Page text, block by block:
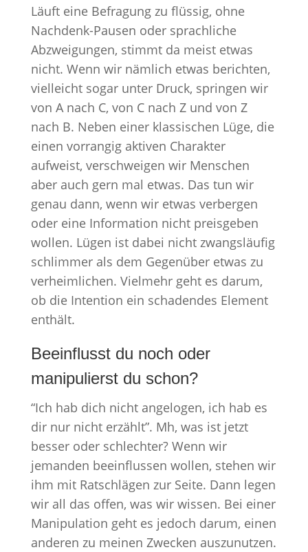
Läuft eine Befragung zu flüssig, ohne
Nachdenk-Pausen oder sprachliche
Abzweigungen, stimmt da meist etwas
nicht. Wenn wir nämlich etwas berichten,
vielleicht sogar unter Druck, springen wir
von A nach C, von C nach Z und von Z
nach B. Neben einer klassischen Lüge, die
einen vorrangig aktiven Charakter
aufweist, verschweigen wir Menschen
aber auch gern mal etwas. Das tun wir
genau dann, wenn wir etwas verbergen
oder eine Information nicht preisgeben
wollen. Lügen ist dabei nicht zwangsläufig
schlimmer als dem Gegenüber etwas zu
verheimlichen. Vielmehr geht es darum,
ob die Intention ein schadendes Element
enthält.
Beeinflusst du noch oder
manipulierst du schon?
“Ich hab dich nicht angelogen, ich hab es
dir nur nicht erzählt”. Mh, was ist jetzt
besser oder schlechter? Wenn wir
jemanden beeinflussen wollen, stehen wir
ihm mit Ratschlägen zur Seite. Dann legen
wir all das offen, was wir wissen. Bei einer
Manipulation geht es jedoch darum, einen
anderen zu meinen Zwecken auszunutzen.